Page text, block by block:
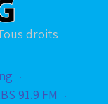
droits
91.9 FM